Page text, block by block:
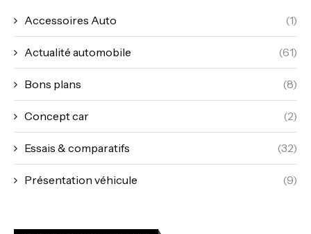
Accessoires Auto (1)
Actualité automobile (61)
Bons plans (8)
Concept car (2)
Essais & comparatifs (32)
Présentation véhicule (9)